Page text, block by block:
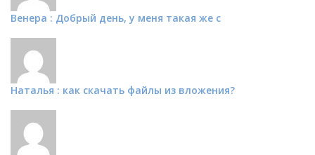
Венера : Добрый день, у меня такая же с
Наталья : как скачать файлы из вложения?